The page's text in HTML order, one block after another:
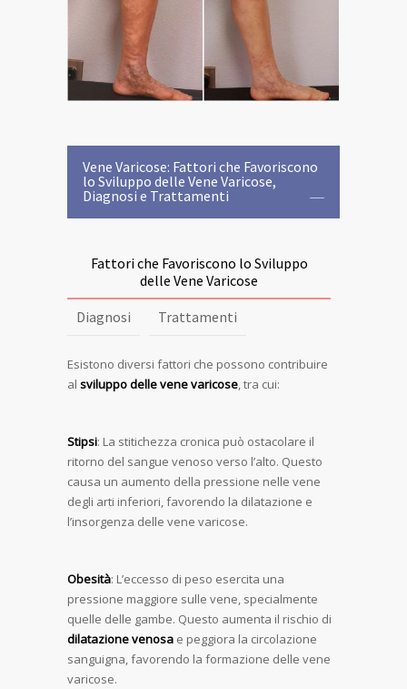
Vene Varicose: Fattori che Favoriscono
lo Sviluppo delle Vene Varicose,
Diagnosi e Trattamenti
Fattori che Favoriscono lo Sviluppo
delle Vene Varicose
Diagnosi
Trattamenti
Esistono diversi fattori che possono contribuire
al sviluppo delle vene varicose , tra cui:
Stipsi: La stitichezza cronica può ostacolare il
ritorno del sangue venoso verso l’alto. Questo
causa un aumento della pressione nelle vene
degli arti inferiori, favorendo la dilatazione e
l’insorgenza delle vene varicose.
Obesità: L’eccesso di peso esercita una
pressione maggiore sulle vene, specialmente
quelle delle gambe. Questo aumenta il rischio di
dilatazione venosa e peggiora la circolazione
sanguigna, favorendo la formazione delle vene
varicose.